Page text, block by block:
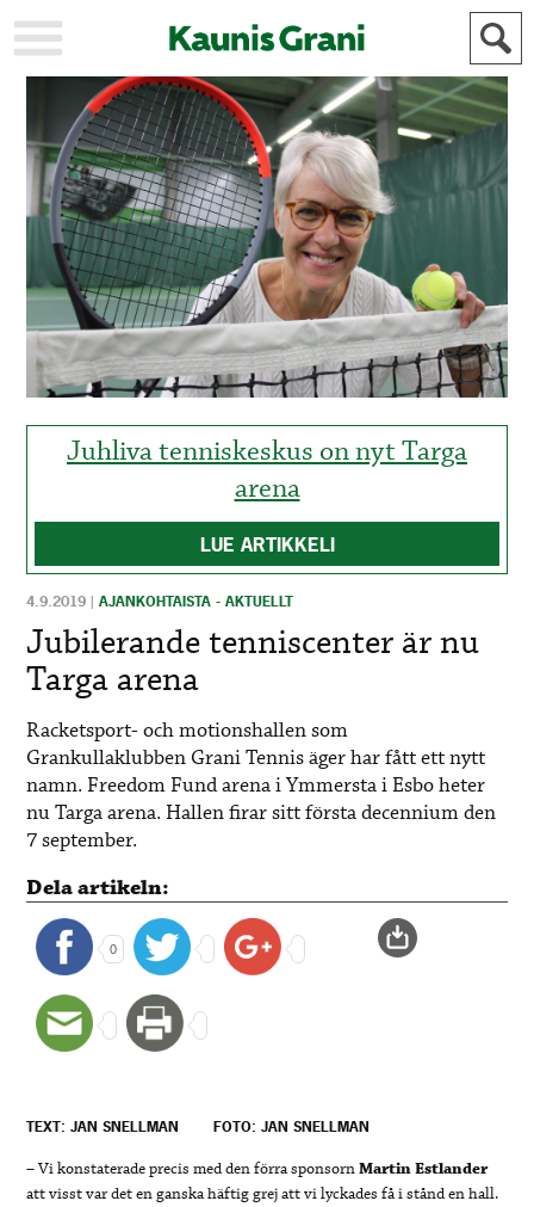
KAUPUNKI
STADEN
AJANKOHTAISTA
AKTUELLT
URHEILU
IDROTT
KULTTUURI
KULTUR
HISTORIA
HISTORIA
YLEINEN
ALLMÄN
MAINOSTAJILLE
FÖR
ANNONSÖRER
Juhliva tenniskeskus on nyt Targa
arena
LUE ARTIKKELI
4.9.2019 |AJANKOHTAISTA - AKTUELLT
Jubilerande tenniscenter är nu
Targa arena
Racketsport- och motionshallen som
Grankullaklubben Grani Tennis äger har fått ett nytt
namn. Freedom Fund arena i Ymmersta i Esbo heter
nu Targa arena. Hallen firar sitt första decennium den
7 september.
Dela artikeln:
0
TEXT: JAN SNELLMAN FOTO: JAN SNELLMAN
– Vi konstaterade precis med den förra sponsornMartin Estlander
att visst var det en ganska häftig grej att vi lyckades få i stånd en hall.